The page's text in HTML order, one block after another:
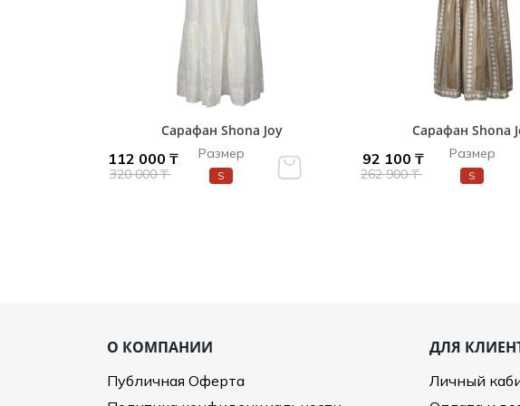
Сарафан Shona Joy
112 000 ₸
320 000 ₸
Размер
S
Сарафан Shona
92 100 ₸
262 900 ₸
Размер
S
О КОМПАНИИ
Публичная Оферта
ДЛЯ
Личный